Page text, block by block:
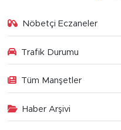
Nöbetçi Eczaneler
Trafik Durumu
Tüm Manşetler
Haber Arşivi